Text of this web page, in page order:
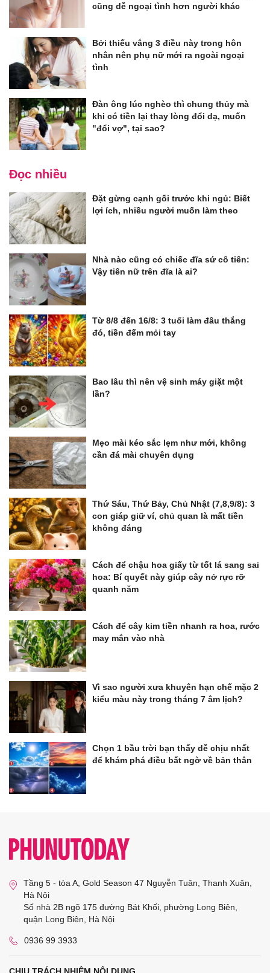
cũng dễ ngoại tình hơn người khác
Bởi thiếu vắng 3 điều này trong hôn
nhân nên phụ nữ mới ra ngoài ngoại
tình
Đàn ông lúc nghèo thì chung thủy mà
khi có tiền lại thay lòng đổi dạ, muốn
"đổi vợ", tại sao?
Đọc nhiều
Đặt gừng cạnh gối trước khi ngủ: Biết
lợi ích, nhiều người muốn làm theo
Nhà nào cũng có chiếc đĩa sứ cô tiên:
Vậy tiên nữ trên đĩa là ai?
Từ 8/8 đến 16/8: 3 tuổi làm đâu thắng
đó, tiền đếm mỏi tay
Bao lâu thì nên vệ sinh máy giặt một
lần?
Mẹo mài kéo sắc lẹm như mới, không
cần đá mài chuyên dụng
Thứ Sáu, Thứ Bảy, Chủ Nhật (7,8,9/8): 3
con giáp giữ ví, chủ quan là mất tiền
không đáng
Cách để chậu hoa giấy từ tốt lá sang sai
hoa: Bí quyết này giúp cây nở rực rỡ
quanh năm
Cách để cây kim tiền nhanh ra hoa, rước
may mắn vào nhà
Vì sao người xưa khuyên hạn chế mặc 2
kiểu màu này trong tháng 7 âm lịch?
Chọn 1 bầu trời bạn thấy dễ chịu nhất
để khám phá điều bất ngờ về bản thân
Tầng 5 - tòa A, Gold Season 47 Nguyễn Tuân, Thanh Xuân,
Hà Nội
Số nhà 2B ngõ 175 đường Bát Khối, phường Long Biên,
quận Long Biên, Hà Nội
0936 99 3933